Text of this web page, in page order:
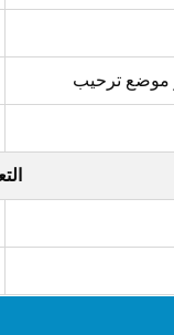
موضع ترحيب